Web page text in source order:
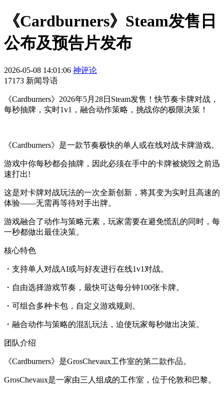
《Cardburners》Steam发售日
公布及预告片发布
2026-05-08 14:01:06 神评论
17173 新闻导语
《Cardburners》2026年5月28日Steam发售！快节奏卡牌对战，
每秒抽牌，实时1v1，融合动作策略，挑战你的极限决策！
《Cardburners》是一款节奏极快的单人或在线对战卡牌游戏。
游戏中你每秒都会抽牌，因此必须在手中的卡牌被烧毁之前迅
速打出!
这是对卡牌对战玩法的一次全新创新，将其变为实时且高速的
体验——无需再等待对手出牌。
游戏融合了动作与策略元素，玩家需要在避免慌乱的同时，每
一秒都做出最佳决策。
核心特色
・支持单人对战AI或与好友进行在线1v1对战。
・自由选择游戏节奏，最快可达每分钟100张卡牌。
・可组合多种卡包，自定义游戏规则。
・融合动作与策略的混乱玩法，迫使玩家每秒做出决策。
团队介绍
《Cardburners》是GrosChevaux工作室的第二款作品。
GrosChevaux是一家由三人组成的工作室，位于伦敦和巴黎。